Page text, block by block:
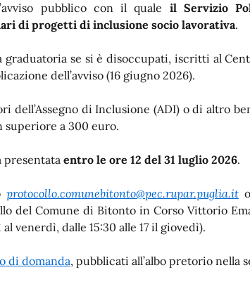
pubblico con il quale il Servizio
di progetti di inclusione socio lavorativa.
se si è disoccupati, iscritti al
dell’avviso (16 giugno 2026).
dell’Assegno di Inclusione (ADI) o di altro
a 300 euro.
presentataentro le ore 12 del 31 luglio 2026.
protocollo.comunebitonto@pec.rupar.puglia.it
del Comune di Bitonto in Corso Vittorio
venerdì, dalle 15:30 alle 17 il giovedì).
di domanda, pubblicati all’albo pretorio nella